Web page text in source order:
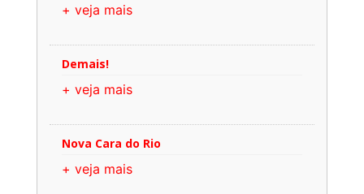
+ veja mais
Demais!
+ veja mais
Nova Cara do Rio
+ veja mais